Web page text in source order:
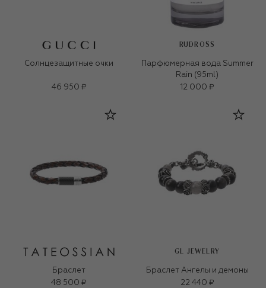
Солнцезащитные очки
46 950 ₽
RUDROSS
Парфюмерная вода Summer
Rain (95ml)
12 000 ₽
Браслет
48 500 ₽
GL JEWELRY
Браслет Ангелы и демоны
22 440 ₽